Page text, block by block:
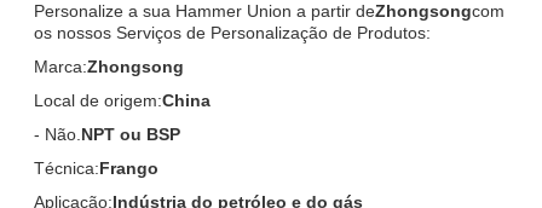
Personalize a sua Hammer Union a partir deZhongsongcom
os nossos Serviços de Personalização de Produtos:
Marca:Zhongsong
Local de origem:China
- Não.NPT ou BSP
Técnica:Frango
Aplicação:Indústria do petróleo e do gás